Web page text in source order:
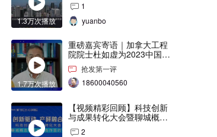
1.3万次播放
1
yuanbo
1.7万次播放
重磅嘉宾寄语｜加拿大工程
院院士杜如虚为2023中国创
交会打Call！
抢发第一评
18600040560
【视频精彩回顾】科技创新
与成果转化大会暨聊城概念
验证中心合作签约仪式
2